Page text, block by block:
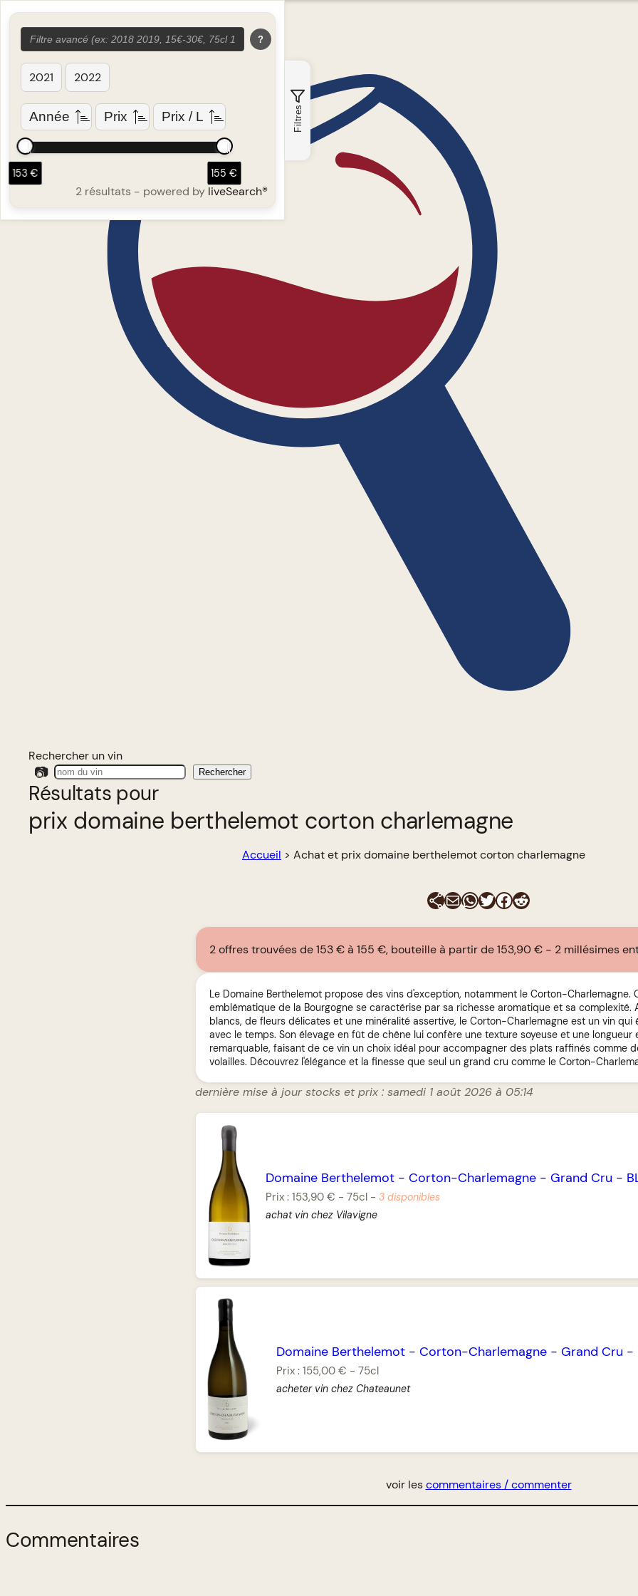
Rechercher un vin
📷 Rechercher
Résultats pour
prix domaine berthelemot corton charlemagne
Accueil > Achat et prix domaine berthelemot corton charlemagne
E-mailWhatsApp
Twitter
Facebook
Reddit
2 offres trouvées de 153 € à 155 €, bouteille à partir de 153,90 € 2 millésimes
Le Domaine Berthelemot propose des vins d'exception, notamment le Corton-Charlemagne.
emblématique de la Bourgogne se caractérise par sa richesse aromatique et sa complexité.
blancs, de fleurs délicates et une minéralité assertive, le Corton-Charlemagne est un vin qui
avec le temps. Son élevage en fût de chêne lui confère une texture soyeuse et une longueur
remarquable, faisant de ce vin un choix idéal pour accompagner des plats raffinés comme
volailles. Découvrez l'élégance et la finesse que seul un grand cru comme le Corton-
dernière mise à jour stocks et prix : samedi 1 août 2026 à 05:14
Domaine Berthelemot- Corton-Charlemagne- Grand Cru -
Prix : 153,90 € - 75cl- 3 disponibles
achat vin chez Vilavigne
Domaine Berthelemot- Corton-Charlemagne- Grand Cru -
Prix : 155,00 € - 75cl
acheter vin chez Chateaunet
voir lescommentaires / commenter
Commentaires
?
2 résultats - powered by liveSearch®
2021 2022
153 € 155 €
Année Prix Prix / L Filtres